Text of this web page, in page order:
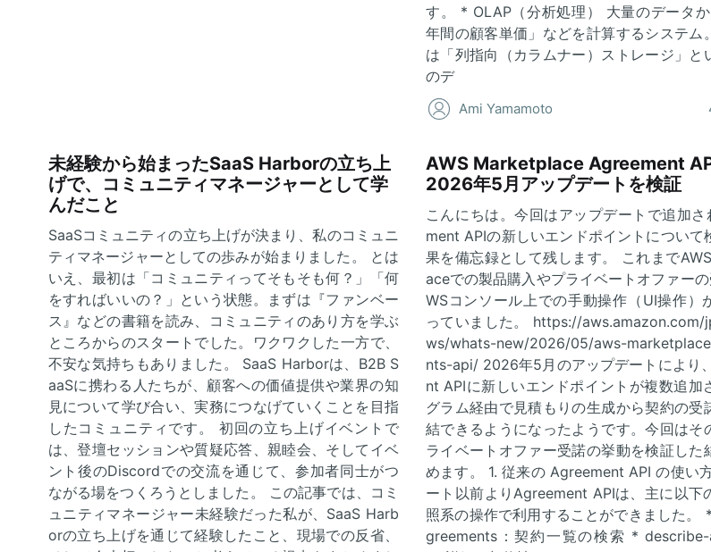
す。 * OLAP（分析処理） 大量のデータ
年間の顧客単価」などを計算するシステム
は「列指向（カラムナー）ストレージ」と
のデ
Ami Yamamoto
未経験から始まったSaaS Harborの立ち上
げで、コミュニティマネージャーとして学
んだこと
SaaSコミュニティの立ち上げが決まり、私のコミュニ
ティマネージャーとしての歩みが始まりました。 とは
いえ、最初は「コミュニティってそもそも何？」「何
をすればいいの？」という状態。まずは『ファンベー
ス』などの書籍を読み、コミュニティのあり方を学ぶ
ところからのスタートでした。ワクワクした一方で、
不安な気持ちもありました。 SaaS Harborは、B2B S
aaSに携わる人たちが、顧客への価値提供や業界の知
見について学び合い、実務につなげていくことを目指
したコミュニティです。 初回の立ち上げイベントで
は、登壇セッションや質疑応答、親睦会、そしてイベ
ント後のDiscordでの交流を通じて、参加者同士がつ
ながる場をつくろうとしました。 この記事では、コミ
ュニティマネージャー未経験だった私が、SaaS Harb
orの立ち上げを通じて経験したこと、現場での反省、
AWS Marketplace Agreement
2026年5月アップデートを検証
こんにちは。今回はアップデートで追加
ment APIの新しいエンドポイントについて
果を備忘録として残します。 これまで
aceでの製品購入やプライベートオファー
WSコンソール上での手動操作（UI操作）
っていました。 https://
ws/whats-new/2026/05/aws-
nts-api/ 2026年5月のアップデートにより
nt APIに新しいエンドポイントが複数追加
グラム経由で見積もりの生成から契約の受
結できるようになったようです。今回はそ
ライベートオファー受諾の挙動を検証した
めます。 1. 従来の Agreement API の使い
ート以前よりAgreement APIは、主に以下
照系の操作で利用することができました。
greements：契約一覧の検索 * describe-